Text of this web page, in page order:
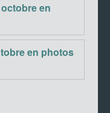
en
en photos